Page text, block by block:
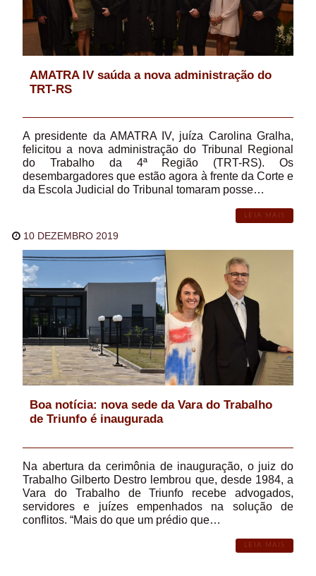
AMATRA IV saúda a nova administração do
TRT-RS
A presidente da AMATRA IV, juíza Carolina Gralha,
felicitou a nova administração do Tribunal Regional
do Trabalho da 4ª Região (TRT-RS). Os
desembargadores que estão agora à frente da Corte e
da Escola Judicial do Tribunal tomaram posse…
LEIA MAIS
10 DEZEMBRO 2019
Boa notícia: nova sede da Vara do Trabalho
de Triunfo é inaugurada
Na abertura da cerimônia de inauguração, o juiz do
Trabalho Gilberto Destro lembrou que, desde 1984, a
Vara do Trabalho de Triunfo recebe advogados,
servidores e juízes empenhados na solução de
conflitos. “Mais do que um prédio que…
LEIA MAIS